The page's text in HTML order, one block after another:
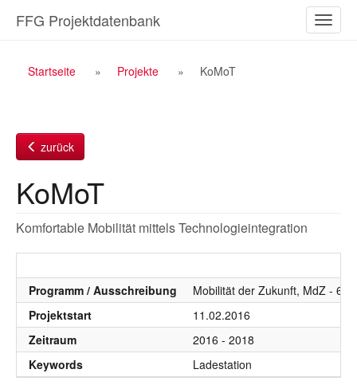
Inhalt
ein-/
FFG Projektdatenbank
Breadcrumb
Startseite Projekte KoMoT
zurück
KoMoT
Komfortable Mobilität mittels Technologieintegration
Programm / Ausschreibung
Mobilität der Zukunft, MdZ - 6.
Projektstart
11.02.2016
Zeitraum
2016 - 2018
Keywords
Ladestation